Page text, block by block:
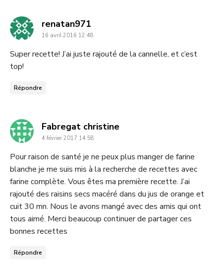
renatan971
:
16 avril 2016 12:48
Super recette! J’ai juste rajouté de la cannelle, et c’est
top!
Répondre
Fabregat christinedit
4 février 2017 14:58
Pour raison de santé je ne peux plus manger de farine
blanche je me suis mis à la recherche de recettes avec
farine complète. Vous êtes ma première recette. J’ai
rajouté des raisins secs macéré dans du jus de orange et
cuit 30 mn. Nous le avons mangé avec des amis qui ont
tous aimé. Merci beaucoup continuer de partager ces
bonnes recettes
Répondre